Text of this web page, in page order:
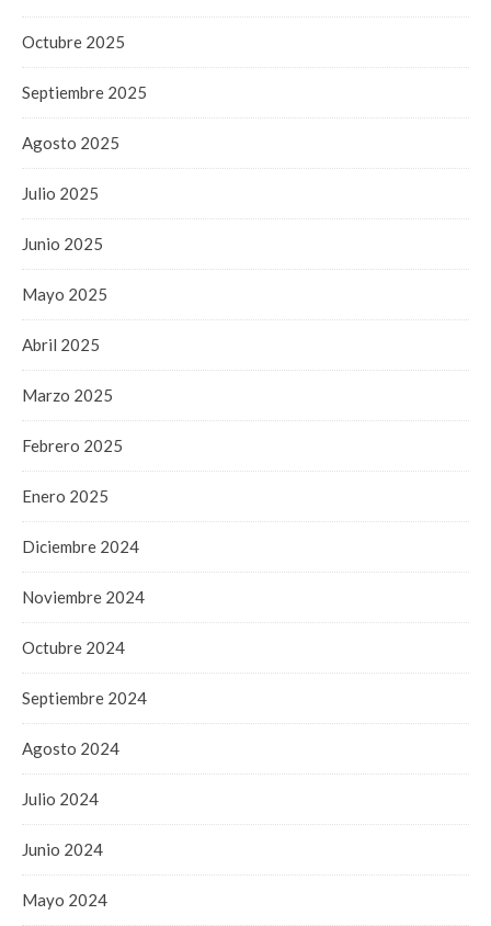
Octubre 2025
Septiembre 2025
Agosto 2025
Julio 2025
Junio 2025
Mayo 2025
Abril 2025
Marzo 2025
Febrero 2025
Enero 2025
Diciembre 2024
Noviembre 2024
Octubre 2024
Septiembre 2024
Agosto 2024
Julio 2024
Junio 2024
Mayo 2024